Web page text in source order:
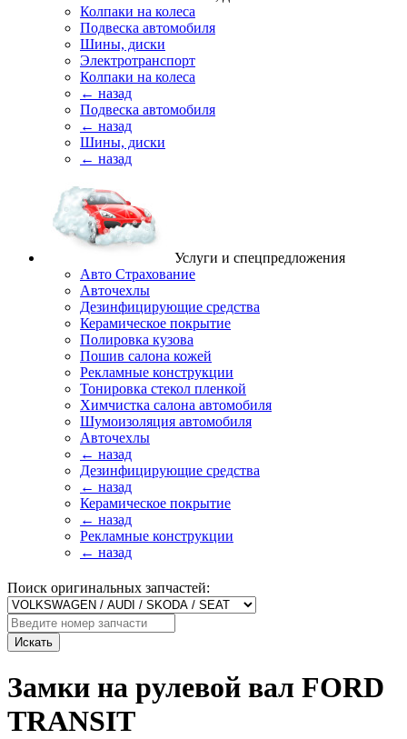
Колпаки на колеса
Подвеска автомобиля
Шины, диски
Электротранспорт
Колпаки на колеса
← назад
Подвеска автомобиля
← назад
Шины, диски
← назад
Услуги и спецпредложения
Авто Страхование
Авточехлы
Дезинфицирующие средства
Керамическое покрытие
Полировка кузова
Пошив салона кожей
Рекламные конструкции
Тонировка стекол пленкой
Химчистка салона автомобиля
Шумоизоляция автомобиля
Авточехлы
← назад
Дезинфицирующие средства
← назад
Керамическое покрытие
← назад
Рекламные конструкции
← назад
Поиск оригинальных запчастей:
Искать
Замки на рулевой вал FORD
TRANSIT